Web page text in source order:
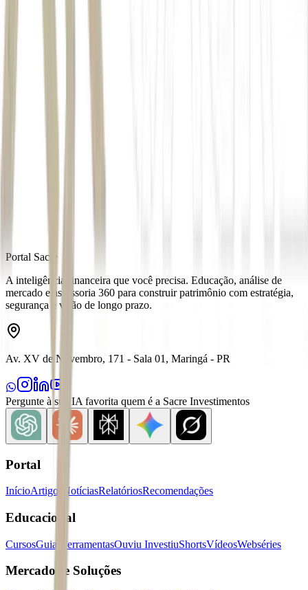
Portal Sacre
A inteligência financeira que você precisa. Educação, análise de
mercado e assessoria 360 para construir patrimônio com estratégia,
segurança e visão de longo prazo.
Av. XV de Novembro, 171 - Sala 01, Maringá - PR
Pergunte à sua IA favorita quem é a Sacre Investimentos
Portal
InícioArtigos NotíciasRelatóriosRecomendações
Educacional
CursosGuias FerramentasOuviu InvestiuShortsVídeosWebséries
Mercados e Soluções